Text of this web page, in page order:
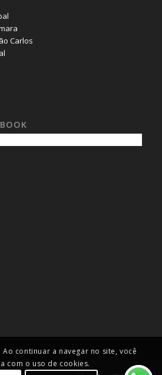
Carlos
Ao continuar a navegar no site, você
com o uso de cookies.